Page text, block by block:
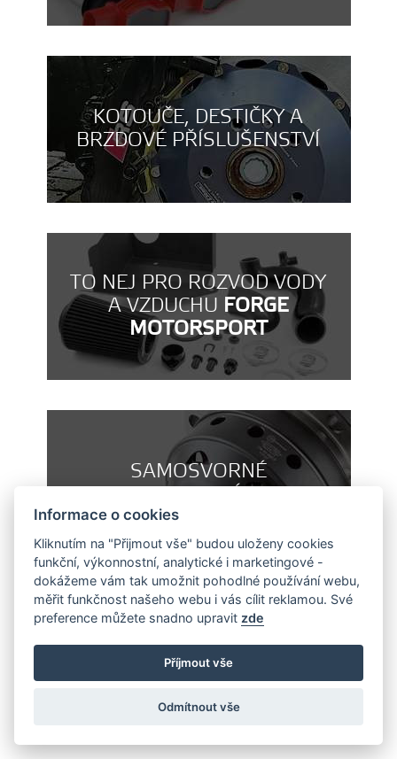
Informace o cookies
Kliknutím na "Přijmout vše" budou uloženy cookies
funkční, výkonnostní, analytické i marketingové -
dokážeme vám tak umožnit pohodlné používání webu,
měřit funkčnost našeho webu i vás cílit reklamou. Své
preference můžete snadno upravit zde
Příjmout vše
Odmítnout vše
KOTOUČE, DESTIČKY A
BRZDOVÉ PŘÍSLUŠENSTVÍ
TO NEJ PRO ROZVOD VODY
A VZDUCHU FORGE
MOTORSPORT
SAMOSVORNÉ
TLUMIČE A SNÍŽENÉ
PRUŽINY